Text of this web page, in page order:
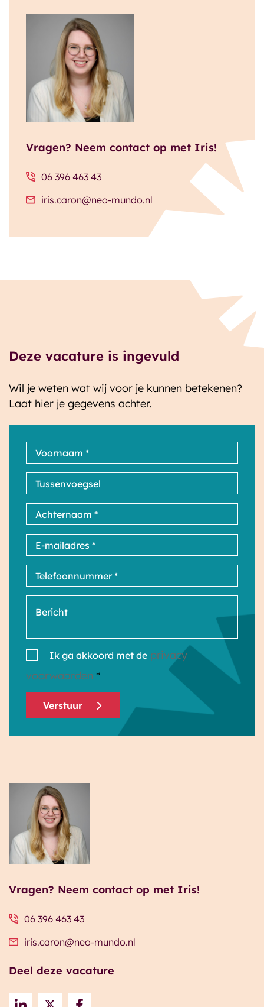
Vragen? Neem contact op met Iris!
06 396 463 43
iris.caron@neo-mundo.nl
Deze vacature is ingevuld
Wil je weten wat wij voor je kunnen betekenen?
Laat hier je gegevens achter.
Ik ga akkoord met de privacy
voorwaarden *
Verstuur
Vragen? Neem contact op met Iris!
06 396 463 43
iris.caron@neo-mundo.nl
Deel deze vacature